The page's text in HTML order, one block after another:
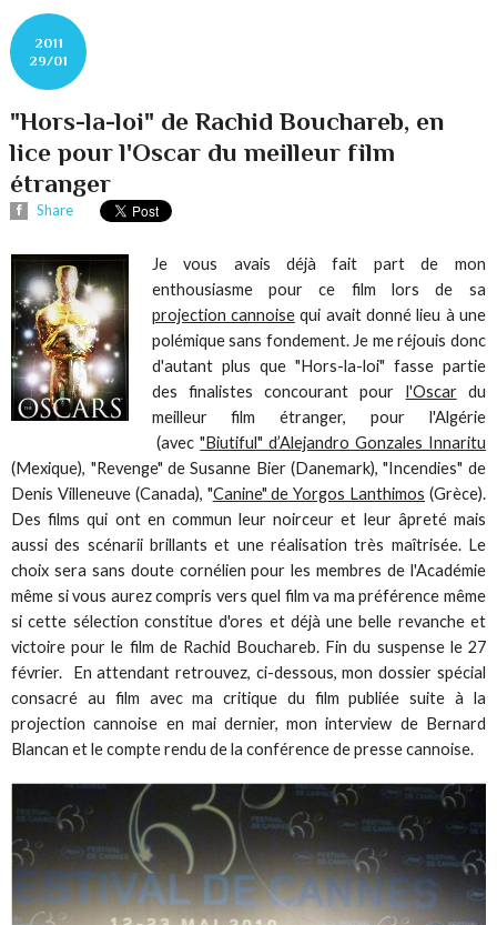
2011
29/01
"Hors-la-loi" de Rachid Bouchareb, en
lice pour l'Oscar du meilleur film
étranger
Share
Je vous avais déjà fait part de mon
enthousiasme pour ce film lors de sa
projection cannoisequi avait donné lieu à une
polémique sans fondement. Je me réjouis donc
d'autant plus que "Hors-la-loi" fasse partie
des finalistes concourant pour l'Oscardu
meilleur film étranger, pour l'Algérie
(avec"Biutiful" d’Alejandro Gonzales Innaritu
(Mexique), "Revenge" de Susanne Bier (Danemark), "Incendies" de
Denis Villeneuve (Canada), "Canine" de Yorgos Lanthimos (Grèce).
Des films qui ont en commun leur noirceur et leur âpreté mais
aussi des scénarii brillants et une réalisation très maîtrisée. Le
choix sera sans doute cornélien pour les membres de l'Académie
même si vous aurez compris vers quel film va ma préférence même
si cette sélection constitue d'ores et déjà une belle revanche et
victoire pour le film de Rachid Bouchareb. Fin du suspense le 27
février. En attendant retrouvez, ci-dessous, mon dossier spécial
consacré au film avec ma critique du film publiée suite à la
projection cannoise en mai dernier, mon interview de Bernard
Blancan et le compte rendu de la conférence de presse cannoise.